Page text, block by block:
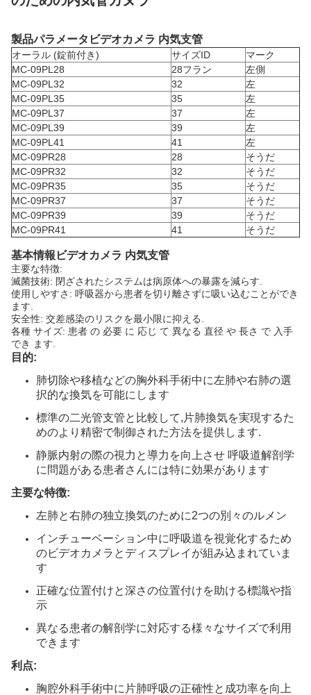
製品パラメータ ビデオカメラ 内気支管
オーラル (錠前付き) サイズID
マーク
MC-09PL28
28フラン
左側
MC-09PL32
32
左
MC-09PL35
35
左
MC-09PL37
37
左
MC-09PL39
39
左
MC-09PL41
41
左
MC-09PR28
28
そうだ
MC-09PR32
32
そうだ
MC-09PR35
35
そうだ
MC-09PR37
37
そうだ
MC-09PR39
39
そうだ
MC-09PR41
41 そうだ
基本情報 ビデオカメラ 内気支管
主要な特徴:
滅菌技術: 閉ざされたシステムは病原体への暴露を減らす.
使用しやすさ: 呼吸器から患者を切り離さずに吸い込むことができ
ます.
安全性: 交差感染のリスクを最小限に抑える.
各種 サイズ: 患者 の 必要 に 応じ て 異なる 直径 や 長さ で 入手
でき ます.
目的:
肺切除や移植などの胸外科手術中に左肺や右肺の選
択的な換気を可能にします
標準の二光管支管と比較して,片肺換気を実現するた
めのより精密で制御された方法を提供します.
静脈内射の際の視力と導力を向上させ 呼吸道解剖学
に問題がある患者さんには特に効果があります
主要な特徴:
左肺と右肺の独立換気のために2つの別々のルメン
インチューベーション中に呼吸道を視覚化するため
のビデオカメラとディスプレイが組み込まれていま
す
正確な位置付けと深さの位置付けを助ける標識や指
示
異なる患者の解剖学に対応する様々なサイズで利用
できます
利点:
胸腔外科手術中に片肺呼吸の正確性と成功率を向上